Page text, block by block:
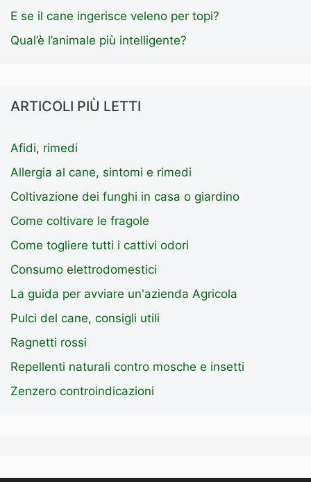
E se il cane ingerisce veleno per topi?
Qual’è l’animale più intelligente?
ARTICOLI PIÙ LETTI
Afidi, rimedi
Allergia al cane, sintomi e rimedi
Coltivazione dei funghi in casa o giardino
Come coltivare le fragole
Come togliere tutti i cattivi odori
Consumo elettrodomestici
La guida per avviare un'azienda Agricola
Pulci del cane, consigli utili
Ragnetti rossi
Repellenti naturali contro mosche e insetti
Zenzero controindicazioni